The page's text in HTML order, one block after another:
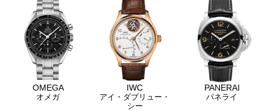
OMEGA
オメガ
IWC
アイ・ダブリュー・
シー
PANERAI
パネライ